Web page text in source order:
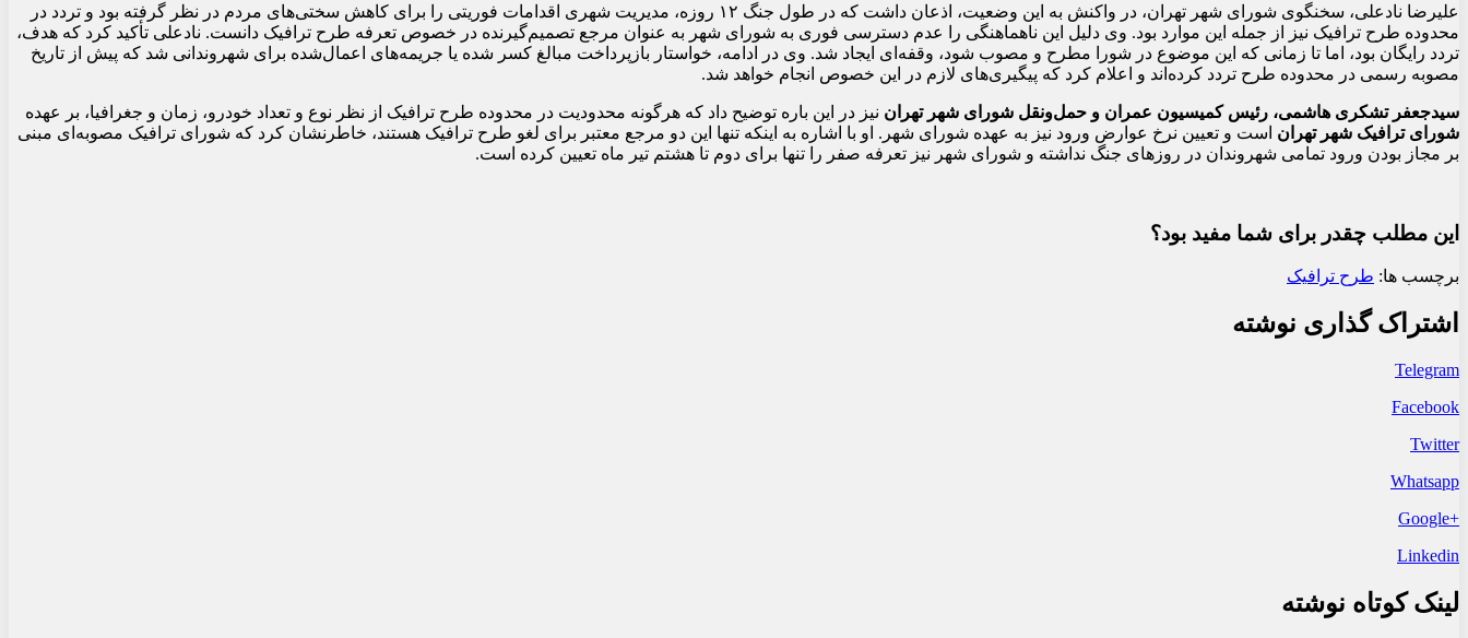
علیرضا نادعلی، سخنگوی شورای شهر تهران، در واکنش به این وضعیت، اذعان داشت که در طول جنگ ۱۲ روزه، مدیریت شهری اقدامات فوریتی را برای کاهش سختی‌های مردم در نظر گرفته بود و تردد در
محدوده طرح ترافیک نیز از جمله این موارد بود. وی دلیل این ناهماهنگی را عدم دسترسی فوری به شورای شهر به عنوان مرجع تصمیم‌گیرنده در خصوص تعرفه طرح ترافیک دانست. نادعلی تأکید کرد که هدف،
تردد رایگان بود، اما تا زمانی که این موضوع در شورا مطرح و مصوب شود، وقفه‌ای ایجاد شد. وی در ادامه، خواستار بازپرداخت مبالغ کسر شده یا جریمه‌های اعمال‌شده برای شهروندانی شد که پیش از تاریخ
مصوبه رسمی در محدوده طرح تردد کرده‌اند و اعلام کرد که پیگیری‌های لازم در این خصوص انجام خواهد شد.
سیدجعفر تشکری هاشمی، رئیس کمیسیون عمران و حمل‌ونقل شورای شهر تهران نیز در این باره توضیح داد که هرگونه محدودیت در محدوده طرح ترافیک از نظر نوع و تعداد خودرو، زمان و جغرافیا، بر عهده
شورای ترافیک شهر تهران است و تعیین نرخ عوارض ورود نیز به عهده شورای شهر. او با اشاره به اینکه تنها این دو مرجع معتبر برای لغو طرح ترافیک هستند، خاطرنشان کرد که شورای ترافیک مصوبه‌ای مبنی
بر مجاز بودن ورود تمامی شهروندان در روزهای جنگ نداشته و شورای شهر نیز تعرفه صفر را تنها برای دوم تا هشتم تیر ماه تعیین کرده است.
این مطلب چقدر برای شما مفید بود؟
برچسب ها: طرح ترافیک
اشتراک گذاری نوشته
Telegram
Facebook
Twitter
Whatsapp
+Google
Linkedin
لینک کوتاه نوشته